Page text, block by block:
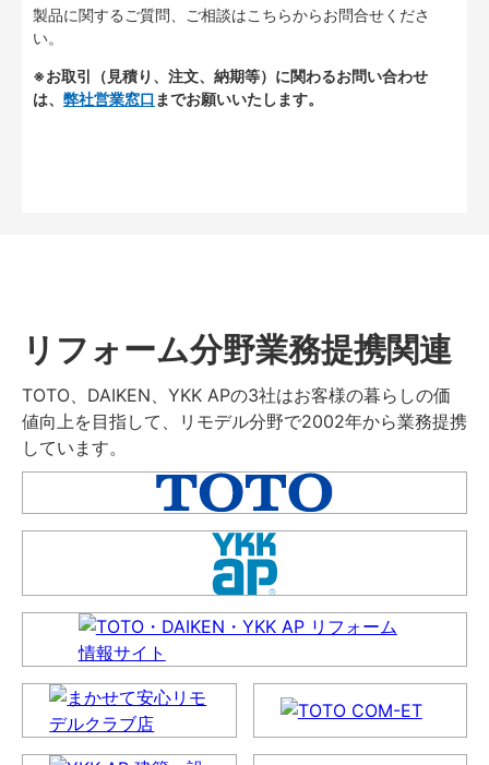
製品に関するご質問、ご相談はこちらからお問合せくださ
い。
※お取引（見積り、注文、納期等）に関わるお問い合わせ
は、 弊社営業窓口 までお願いいたします。
リフォーム分野業務提携関連
TOTO、DAIKEN、YKK APの3社はお客様の暮らしの価
値向上を目指して、リモデル分野で2002年から業務提携
しています。